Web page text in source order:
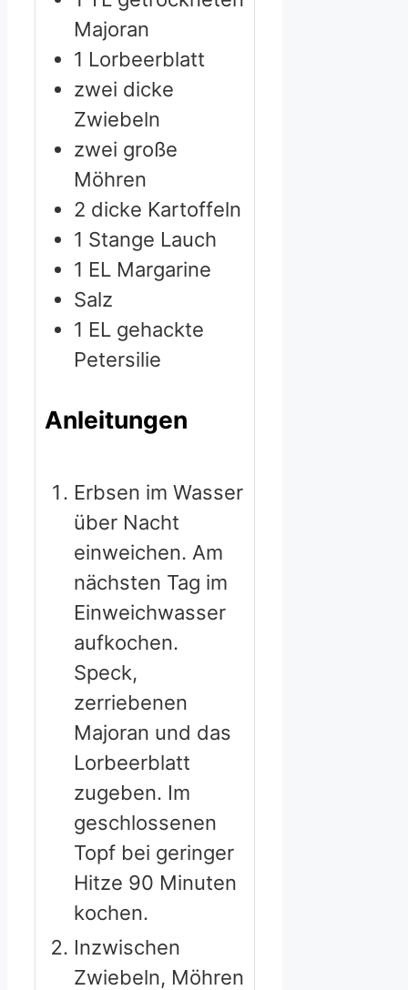
Majoran
1 Lorbeerblatt
zwei dicke
Zwiebeln
zwei große
Möhren
2 dicke Kartoffeln
1 Stange Lauch
1 EL Margarine
Salz
1 EL gehackte
Petersilie
Anleitungen
Erbsen im Wasser
über Nacht
einweichen. Am
nächsten Tag im
Einweichwasser
aufkochen.
Speck,
zerriebenen
Majoran und das
Lorbeerblatt
zugeben. Im
geschlossenen
Topf bei geringer
Hitze 90 Minuten
kochen.
Inzwischen
Zwiebeln, Möhren